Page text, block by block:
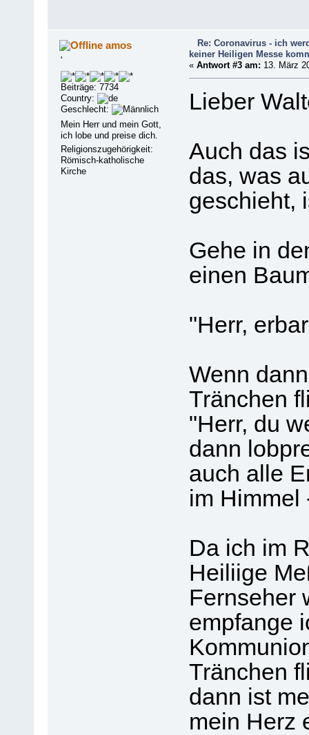
amos
'
Beiträge: 7734
Country:
Geschlecht:
Mein Herr und mein Gott,
ich lobe und preise dich.
Religionszugehörigkeit:
Römisch-katholische
Kirche
Re: Coronavirus - ich
keiner Heiligen Messe
« Antwort #3 am: 13. März
Lieber
Auch das
das, was
geschieht,
Gehe in
einen
"Herr,
Wenn
Tränchen
"Herr, du
dann
auch alle
im Himmel
Da ich im
Heiliige
Fernseher
empfange
Tränchen
dann ist
mein Herz